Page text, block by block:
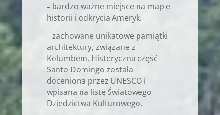
– bardzo ważne miejsce na mapie
historii i odkrycia Ameryk.
– zachowane unikatowe pamiątki
architektury, związane z
Kolumbem. Historyczna część
Santo Domingo została
doceniona przez UNESCO i
wpisana na listę Światowego
Dziedzictwa Kulturowego.